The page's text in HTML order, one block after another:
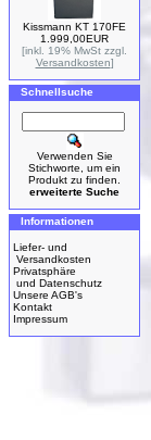
Kissmann KT 170FE
1.999,00EUR
[inkl. 19% MwSt zzgl.
Versandkosten]
Schnellsuche
Verwenden Sie
Stichworte, um ein
Produkt zu finden.
erweiterte Suche
Informationen
Liefer- und
Versandkosten
Privatsphäre
und Datenschutz
Unsere AGB's
Kontakt
Impressum